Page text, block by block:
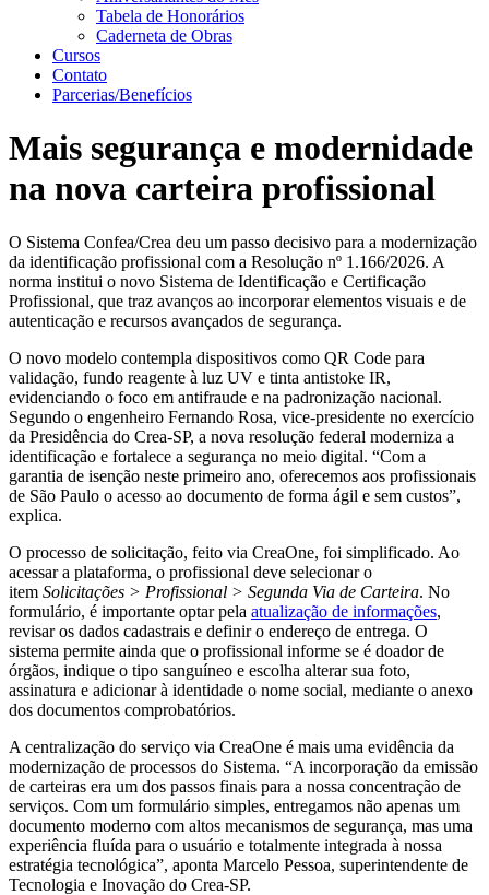
Tabela de Honorários
Caderneta de Obras
Cursos
Contato
Parcerias/Benefícios
Mais segurança e modernidade
na nova carteira profissional
O Sistema Confea/Crea deu um passo decisivo para a modernização
da identificação profissional com a Resolução nº 1.166/2026. A
norma institui o novo Sistema de Identificação e Certificação
Profissional, que traz avanços ao incorporar elementos visuais e de
autenticação e recursos avançados de segurança.
O novo modelo contempla dispositivos como QR Code para
validação, fundo reagente à luz UV e tinta antistoke IR,
evidenciando o foco em antifraude e na padronização nacional.
Segundo o engenheiro Fernando Rosa, vice-presidente no exercício
da Presidência do Crea-SP, a nova resolução federal moderniza a
identificação e fortalece a segurança no meio digital. “Com a
garantia de isenção neste primeiro ano, oferecemos aos profissionais
de São Paulo o acesso ao documento de forma ágil e sem custos”,
explica.
O processo de solicitação, feito via CreaOne, foi simplificado. Ao
acessar a plataforma, o profissional deve selecionar o
item Solicitações > Profissional > Segunda Via de Carteira. No
formulário, é importante optar pela atualização de informações,
revisar os dados cadastrais e definir o endereço de entrega. O
sistema permite ainda que o profissional informe se é doador de
órgãos, indique o tipo sanguíneo e escolha alterar sua foto,
assinatura e adicionar à identidade o nome social, mediante o anexo
dos documentos comprobatórios.
A centralização do serviço via CreaOne é mais uma evidência da
modernização de processos do Sistema. “A incorporação da emissão
de carteiras era um dos passos finais para a nossa concentração de
serviços. Com um formulário simples, entregamos não apenas um
documento moderno com altos mecanismos de segurança, mas uma
experiência fluída para o usuário e totalmente integrada à nossa
estratégia tecnológica”, aponta Marcelo Pessoa, superintendente de
Tecnologia e Inovação do Crea-SP.